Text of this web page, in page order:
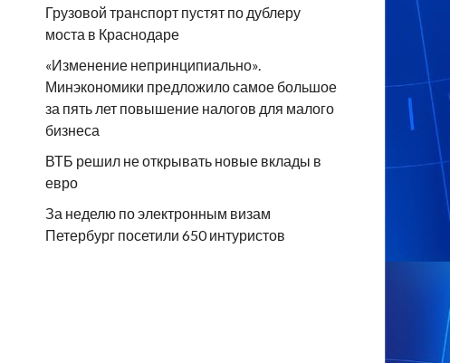
Грузовой транспорт пустят по дублеру
моста в Краснодаре
«Изменение непринципиально».
Минэкономики предложило самое большое
за пять лет повышение налогов для малого
бизнеса
ВТБ решил не открывать новые вклады в
евро
За неделю по электронным визам
Петербург посетили 650 интуристов